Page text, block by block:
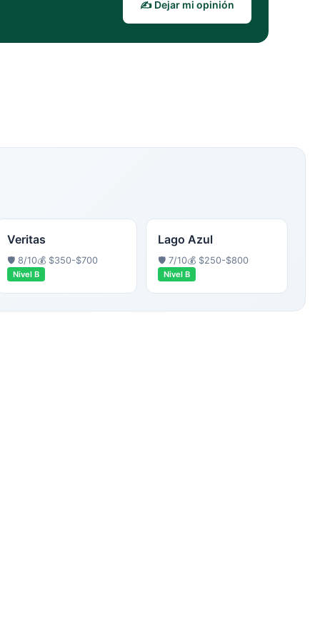
✍️ Dejar mi opinión
Veritas
🛡️ 8/10💰 $350-$700
Nivel B
Lago Azul
🛡️ 7/10💰 $250-$800
Nivel B